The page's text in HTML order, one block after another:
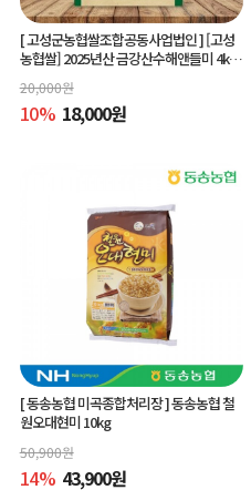
[ 고성군농협쌀조합공동사업법인 ][고성
농협쌀] 2025년산 금강산수해앤들미 4kg
(상등급) 당일도정
20,000원
10% 18,000원
[ 동송농협 미곡종합처리장 ]동송농협 철
원오대현미 10kg
50,900원
14% 43,900원